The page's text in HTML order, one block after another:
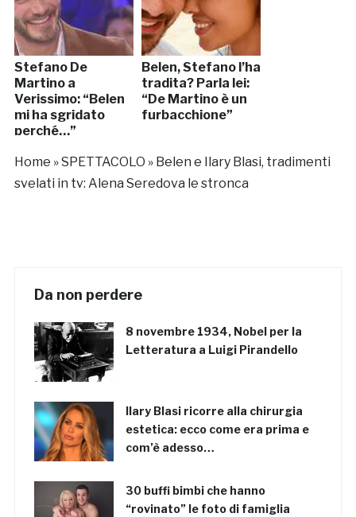
Stefano De
Martino a
Verissimo: “Belen
mi ha sgridato
perché…”
Belen, Stefano l’ha
tradita? Parla lei:
“De Martino è un
furbacchione”
Home »SPETTACOLO » Belen e Ilary Blasi, tradimenti
svelati in tv: Alena Seredova le stronca
Da non perdere
8 novembre 1934, Nobel per la
Letteratura a Luigi Pirandello
Ilary Blasi ricorre alla chirurgia
estetica: ecco come era prima e
com’è adesso…
30 buffi bimbi che hanno
“rovinato” le foto di famiglia